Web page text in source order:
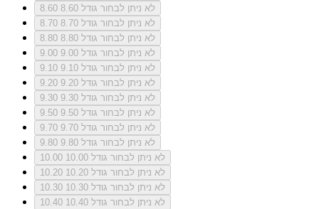
8.60
לא ניתן לבחור גודל 8.60
8.70
לא ניתן לבחור גודל 8.70
8.80
לא ניתן לבחור גודל 8.80
9.00
לא ניתן לבחור גודל 9.00
9.10
לא ניתן לבחור גודל 9.10
9.20
לא ניתן לבחור גודל 9.20
9.30
לא ניתן לבחור גודל 9.30
9.50
לא ניתן לבחור גודל 9.50
9.70
לא ניתן לבחור גודל 9.70
9.80
לא ניתן לבחור גודל 9.80
10.00
לא ניתן לבחור גודל 10.00
10.20
לא ניתן לבחור גודל 10.20
10.30
לא ניתן לבחור גודל 10.30
10.40
לא ניתן לבחור גודל 10.40